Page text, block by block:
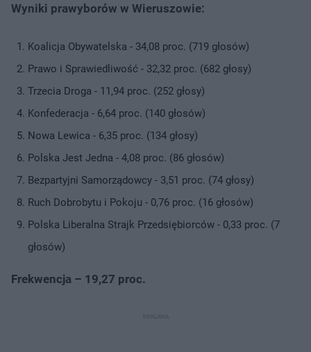
Wyniki prawyborów w Wieruszowie:
Koalicja Obywatelska - 34,08 proc. (719 głosów)
Prawo i Sprawiedliwość - 32,32 proc. (682 głosy)
Trzecia Droga - 11,94 proc. (252 głosy)
Konfederacja - 6,64 proc. (140 głosów)
Nowa Lewica - 6,35 proc. (134 głosy)
Polska Jest Jedna - 4,08 proc. (86 głosów)
Bezpartyjni Samorządowcy - 3,51 proc. (74 głosy)
Ruch Dobrobytu i Pokoju - 0,76 proc. (16 głosów)
Polska Liberalna Strajk Przedsiębiorców - 0,33 proc. (7
głosów)
Frekwencja – 19,27 proc.